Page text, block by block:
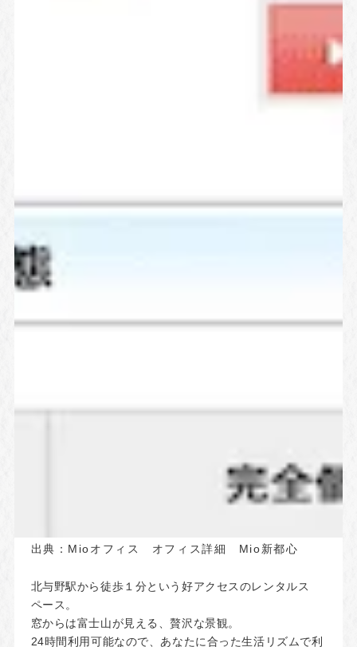
出典： Mioオフィス オフィス詳細 Mio新都心
北与野駅から徒歩１分という好アクセスのレンタルス
ペース。
窓からは富士山が見える、贅沢な景観。
24時間利用可能なので、あなたに合った生活リズムで利